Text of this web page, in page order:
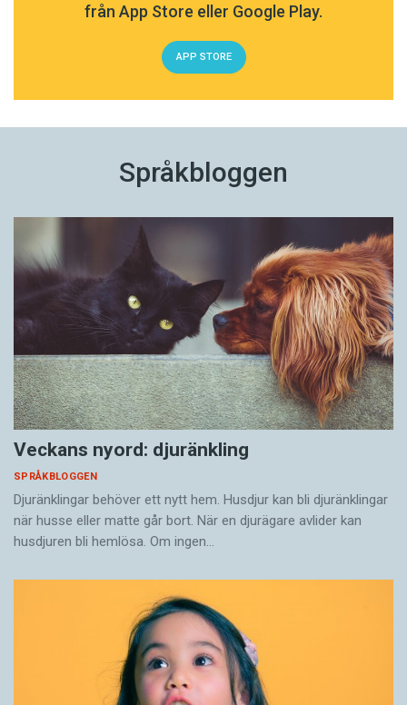
från App Store eller Google Play.
APP STORE
Språkbloggen
Veckans nyord: djuränkling
SPRÅKBLOGGEN
Djuränklingar behöver ett nytt hem. Husdjur kan bli djuränklingar
när husse eller matte går bort. När en djurägare avlider kan
husdjuren bli hemlösa. Om ingen…